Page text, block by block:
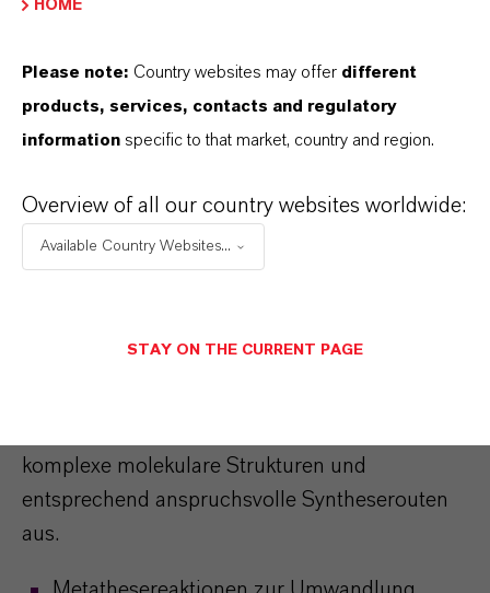
Kernkompetenzen in der
Synthese von
komplexe molekulare Strukturen und
entsprechend anspruchsvolle Syntheserouten
aus.
HOME
Please note: Country websites may offer different
products, services, contacts and regulatory
information specific to that market, country and region.
Overview of all our country websites worldwide:
Available Country Websites...
STAY ON THE CURRENT PAGE